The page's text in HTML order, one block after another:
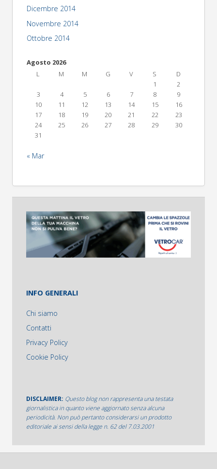
Dicembre 2014
Novembre 2014
Ottobre 2014
Agosto 2026
L
M M G V S
D
1
2
3
4 5 6 7 8
9
10
11 12 13 14 15
16
17
18 19 20 21 22
23
24
25 26 27 28 29
30
31
« Mar
INFO GENERALI
Chi siamo
Contatti
Privacy Policy
Cookie Policy
DISCLAIMER: Questo blog non rappresenta una testata
giornalistica in quanto viene aggiornato senza alcuna
periodicità. Non può pertanto considerarsi un prodotto
editoriale ai sensi della legge n. 62 del 7.03.2001